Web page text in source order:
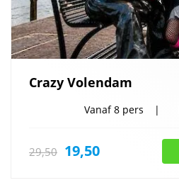
Crazy Volendam
Vanaf8 pers
29,50 19,50